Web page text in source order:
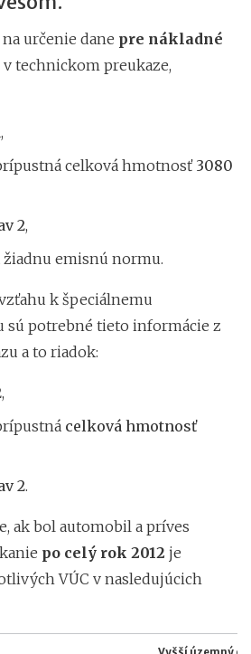
určenie dane pre nákladné
v technickom preukaze,
,
prípustná celková hmotnosť3080
2,
žiadnu emisnú normu.
k špeciálnemu
sú potrebné tieto informácie z
a to riadok:
,
celková hmotnosť
2.
ak bol automobil a príves
po celý rok 2012 je
VÚC v nasledujúcich